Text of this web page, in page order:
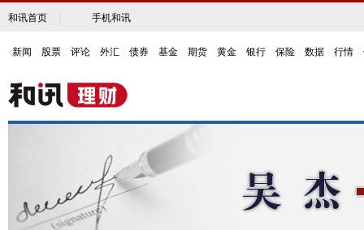
和讯首页 手机和讯
新闻 股票 评论 外汇 债券 基金 期货 黄金 银行 保险 数据 行情